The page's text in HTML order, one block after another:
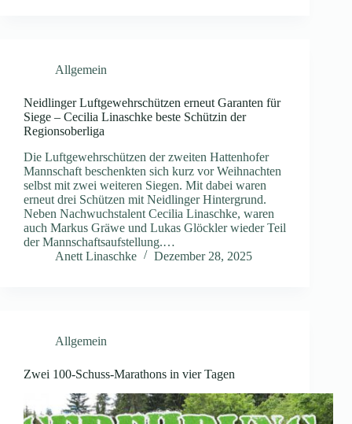
Allgemein
Neidlinger Luftgewehrschützen erneut Garanten für
Siege – Cecilia Linaschke beste Schützin der
Regionsoberliga
Die Luftgewehrschützen der zweiten Hattenhofer
Mannschaft beschenkten sich kurz vor Weihnachten
selbst mit zwei weiteren Siegen. Mit dabei waren
erneut drei Schützen mit Neidlinger Hintergrund.
Neben Nachwuchstalent Cecilia Linaschke, waren
auch Markus Gräwe und Lukas Glöckler wieder Teil
der Mannschaftsaufstellung.…
Anett Linaschke
Dezember 28, 2025
Allgemein
Zwei 100-Schuss-Marathons in vier Tagen